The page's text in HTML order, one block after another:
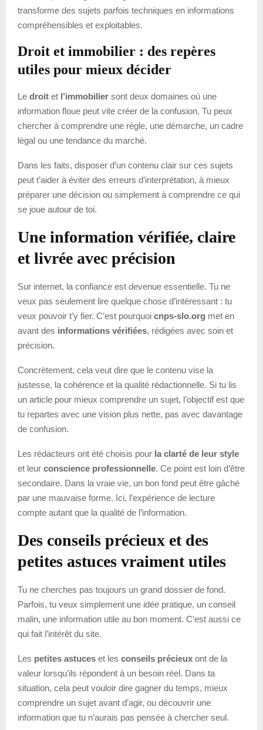
transforme des sujets parfois techniques en informations
compréhensibles et exploitables.
Droit et immobilier : des repères
utiles pour mieux décider
Le droit et l’immobilier sont deux domaines où une
information floue peut vite créer de la confusion. Tu peux
chercher à comprendre une règle, une démarche, un cadre
légal ou une tendance du marché.
Dans les faits, disposer d’un contenu clair sur ces sujets
peut t’aider à éviter des erreurs d’interprétation, à mieux
préparer une décision ou simplement à comprendre ce qui
se joue autour de toi.
Une information vérifiée, claire
et livrée avec précision
Sur internet, la confiance est devenue essentielle. Tu ne
veux pas seulement lire quelque chose d’intéressant : tu
veux pouvoir t’y fier. C’est pourquoi cnps-slo.org met en
avant des informations vérifiées, rédigées avec soin et
précision.
Concrètement, cela veut dire que le contenu vise la
justesse, la cohérence et la qualité rédactionnelle. Si tu lis
un article pour mieux comprendre un sujet, l’objectif est que
tu repartes avec une vision plus nette, pas avec davantage
de confusion.
Les rédacteurs ont été choisis pour la clarté de leur style
et leur conscience professionnelle. Ce point est loin d’être
secondaire. Dans la vraie vie, un bon fond peut être gâché
par une mauvaise forme. Ici, l’expérience de lecture
compte autant que la qualité de l’information.
Des conseils précieux et des
petites astuces vraiment utiles
Tu ne cherches pas toujours un grand dossier de fond.
Parfois, tu veux simplement une idée pratique, un conseil
malin, une information utile au bon moment. C’est aussi ce
qui fait l’intérêt du site.
Les petites astuces et les conseils précieux ont de la
valeur lorsqu’ils répondent à un besoin réel. Dans ta
situation, cela peut vouloir dire gagner du temps, mieux
comprendre un sujet avant d’agir, ou découvrir une
information que tu n’aurais pas pensée à chercher seul.